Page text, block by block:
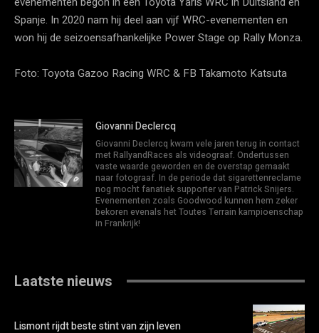
Spanje. In 2020 nam hij deel aan vijf WRC-evenementen en
won hij de seizoensafhankelijke Power Stage op Rally Monza.
Foto: Toyota Gazoo Racing WRC & FB Takamoto Katsuta
Giovanni Declercq
Giovanni Declercq kwam vele jaren terug in contact
met RallyandRaces als videograaf. Ondertussen
vaste waarde geworden en de overstap gemaakt
naar fotograaf. In de periode dat sigarettenreclame
nog mocht fanatiek supporter van Patrick Snijers.
Evenementen zoals Goodwood kunnen hem zeker
bekoren evenals het Toutes Terrain kampioenschap
in Frankrijk!
Laatste nieuws
Lismont rijdt beste stint van zijn leven